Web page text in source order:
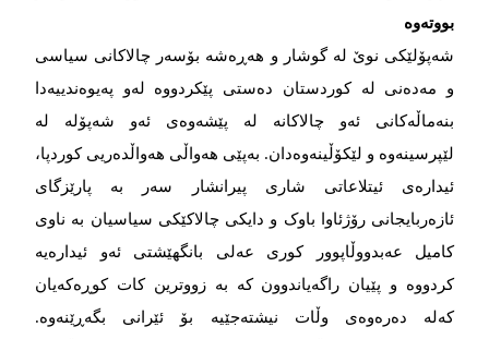
بووتەوە
شەپۆلێکی نوێ لە گوشار و هەڕەشە بۆسەر چالاکانی سیاسی
و مەدەنی لە کوردستان دەستی پێکردووە لەو پەیوەندییەدا
بنەماڵەکانی ئەو چالاکانە لە پێشەوەی ئەو شەپۆلە لە
لێپرسینەوە و لێکۆڵینەوەدان. بەپێی هەواڵی هەواڵدەریی کوردپا،
ئیدارەی ئیتلاعاتی شاری پیرانشار سەر بە پارێزگای
ئازەربایجانی رۆژئاوا باوک و دایکی چالاکێکی سیاسیان بە ناوی
کامیل عەبدووڵاپوور کوری عەلی بانگهێشتی ئەو ئیدارەیە
کردووە و پێیان راگەیاندوون کە بە زووترین کات کوڕەکەیان
کەلە دەرەوەی وڵات نیشتەجێیە بۆ ئێرانی بگەڕێنەوە.